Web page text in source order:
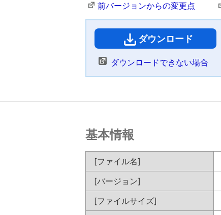
前バージョンからの変更点
ダウンロード
ダウンロードできない場合
基本情報
[ファイル名]
[バージョン]
[ファイルサイズ]